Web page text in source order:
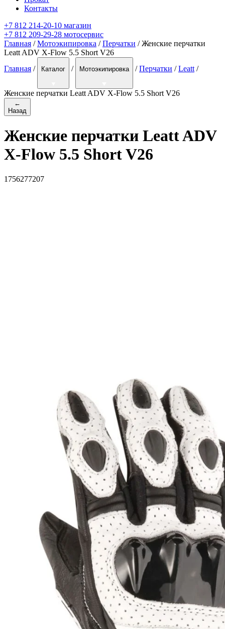
Контакты
+7 812 214-20-10 магазин
+7 812 209-29-28 мотосервис
Главная /Мотоэкипировка /Перчатки / Женские перчатки
Leatt ADV X-Flow 5.5 Short V26
Главная / Каталог / Мотоэкипировка / Перчатки / Leatt /
Женские перчатки Leatt ADV X-Flow 5.5 Short V26
←
Назад
Женские перчатки Leatt ADV
X-Flow 5.5 Short V26
1756277207